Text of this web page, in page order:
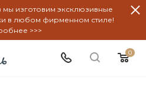
изготовим эксклюзивные
в любом фирменном стиле!
>>>
0